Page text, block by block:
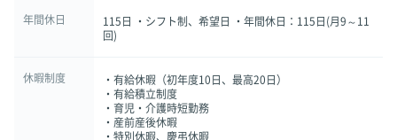
年間休日
115日 ・シフト制、希望日 ・年間休日：115日(月9～11
回)
休暇制度
・有給休暇（初年度10日、最高20日）
・有給積立制度
・育児・介護時短勤務
・産前産後休暇
・特別休暇、慶弔休暇